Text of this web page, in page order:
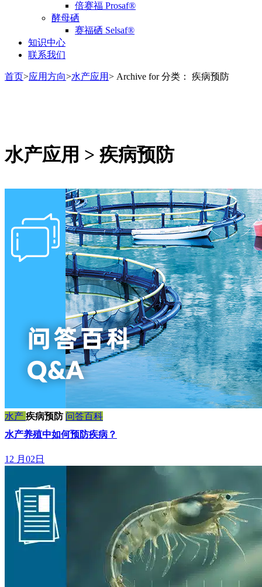
倍赛福 Prosaf®
酵母硒
赛福硒 Selsaf®
知识中心
联系我们
首页>应用方向>水产应用> Archive for分类： 疾病预防
水产应用 > 疾病预防
水产 疾病预防 问答百科
水产养殖中如何预防疾病？
12 月02日